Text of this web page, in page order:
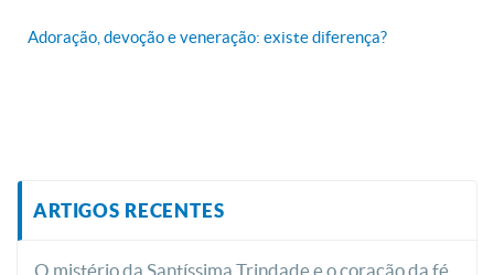
Adoração, devoção e veneração: existe diferença?
ARTIGOS RECENTES
O mistério da Santíssima Trindade e o coração da fé